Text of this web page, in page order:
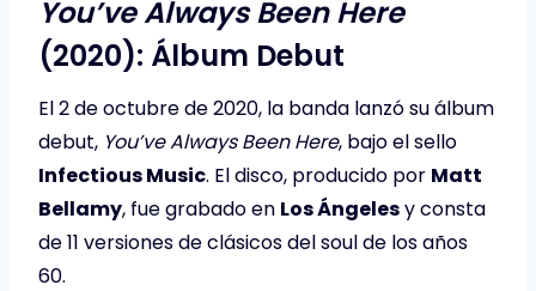
You’ve Always Been Here
(2020): Álbum Debut
El 2 de octubre de 2020, la banda lanzó su álbum
debut, You’ve Always Been Here, bajo el sello
Infectious Music. El disco, producido por Matt
Bellamy, fue grabado en Los Ángelesy consta
de 11 versiones de clásicos del soul de los años
60.